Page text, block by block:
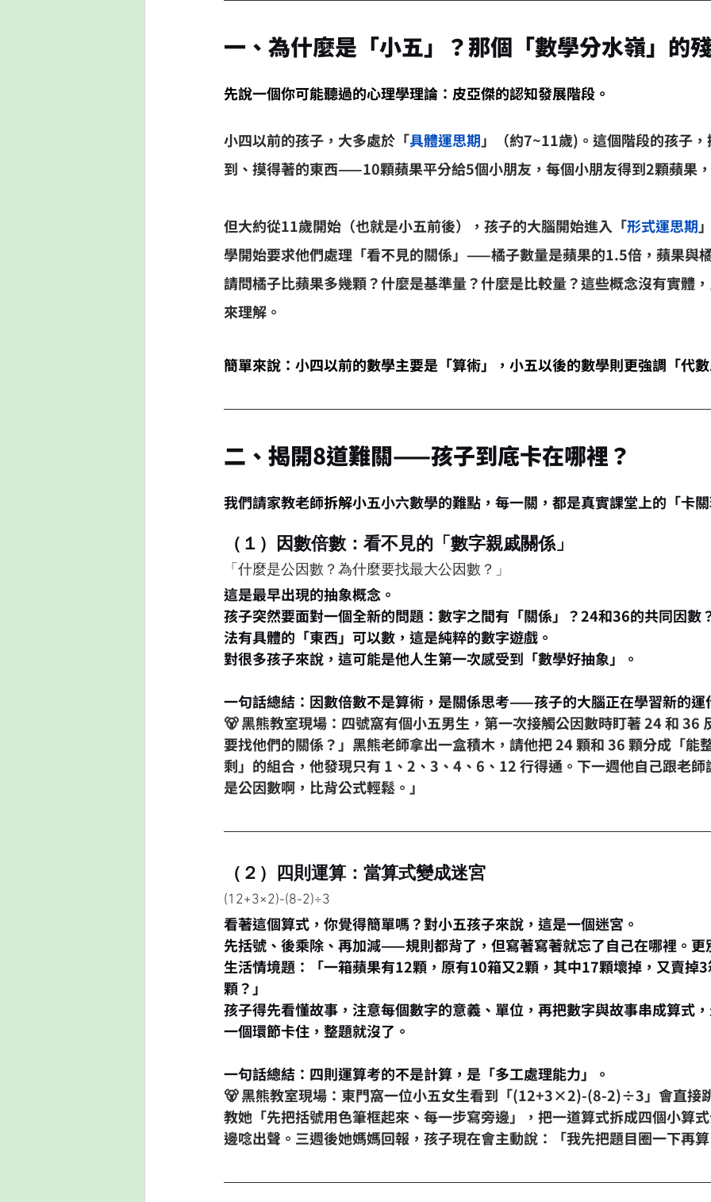
一、為什麼是「小五」？那個「數學分水嶺」的
先說一個你可能聽過的心理學理論：皮亞傑的認知發展階段。
小四以前的孩子，大多處於「具體運思期」（約7~11歲)。這個階段的孩子
到、摸得著的東西——10顆蘋果平分給5個小朋友，每個小朋友得到2顆蘋果
但大約從11歲開始（也就是小五前後），孩子的大腦開始進入「形式運思期
學開始要求他們處理「看不見的關係」——橘子數量是蘋果的1.5倍，蘋果與
請問橘子比蘋果多幾顆？什麼是基準量？什麼是比較量？這些概念沒有實體
來理解。
簡單來說：小四以前的數學主要是「算術」，小五以後的數學則更強調「代
二、揭開8道難關——孩子到底卡在哪裡？
我們請家教老師拆解小五小六數學的難點，每一關，都是真實課堂上的「卡
（１）因數倍數：看不見的「數字親戚關係」
「什麼是公因數？為什麼要找最大公因數？」
這是最早出現的抽象概念。
孩子突然要面對一個全新的問題：數字之間有「關係」？24和36的共同因數
法有具體的「東西」可以數，這是純粹的數字遊戲。
對很多孩子來說，這可能是他人生第一次感受到「數學好抽象」。
一句話總結：因數倍數不是算術，是關係思考——孩子的大腦正在學習新的運
🐻 黑熊教室現場：四號窩有個小五男生，第一次接觸公因數時盯著 24 和 36
要找他們的關係？」黑熊老師拿出一盒積木，請他把 24 顆和 36 顆分成「能
剩」的組合，他發現只有 1、2、3、4、6、12 行得通。下一週他自己跟老師
是公因數啊，比背公式輕鬆。」
（２）四則運算：當算式變成迷宮
(12+3×2)-(8-2)÷3
看著這個算式，你覺得簡單嗎？對小五孩子來說，這是一個迷宮。
先括號、後乘除、再加減——規則都背了，但寫著寫著就忘了自己在哪裡。更
生活情境題：「一箱蘋果有12顆，原有10箱又2顆，其中17顆壞掉，又賣掉
顆？」
孩子得先看懂故事，注意每個數字的意義、單位，再把數字與故事串成算式
一個環節卡住，整題就沒了。
一句話總結：四則運算考的不是計算，是「多工處理能力」。
🐻 黑熊教室現場：東門窩一位小五女生看到「(12+3×2)-(8-2)÷3」會直接
教她「先把括號用色筆框起來、每一步寫旁邊」，把一道算式拆成四個小算
邊唸出聲。三週後她媽媽回報，孩子現在會主動說：「我先把題目圈一下再